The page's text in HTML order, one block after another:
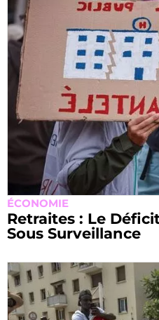
ÉCONOMIE
Retraites : Le
Sous Surveillance